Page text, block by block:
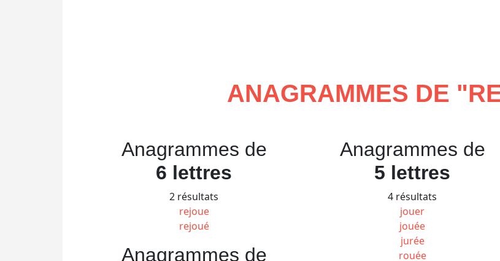
ANAGRAMMES DE "
Anagrammes de
6 lettres
2 résultats
rejoue
rejoué
Anagrammes de
5 lettres
4 résultats
jouer
jouée
jurée
rouée
Anagrammes de